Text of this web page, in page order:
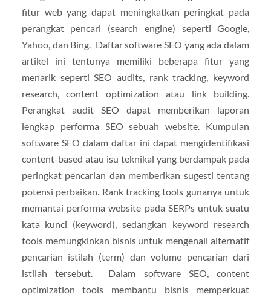
fitur web yang dapat meningkatkan peringkat pada
perangkat pencari (search engine) seperti Google,
Yahoo, dan Bing. Daftar software SEO yang ada dalam
artikel ini tentunya memiliki beberapa fitur yang
menarik seperti SEO audits, rank tracking, keyword
research, content optimization atau link building.
Perangkat audit SEO dapat memberikan laporan
lengkap performa SEO sebuah website. Kumpulan
software SEO dalam daftar ini dapat mengidentifikasi
content-based atau isu teknikal yang berdampak pada
peringkat pencarian dan memberikan sugesti tentang
potensi perbaikan. Rank tracking tools gunanya untuk
memantai performa website pada SERPs untuk suatu
kata kunci (keyword), sedangkan keyword research
tools memungkinkan bisnis untuk mengenali alternatif
pencarian istilah (term) dan volume pencarian dari
istilah tersebut. Dalam software SEO, content
optimization tools membantu bisnis memperkuat